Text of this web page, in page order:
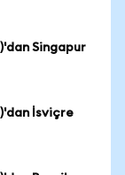
Singapur
İsviçre